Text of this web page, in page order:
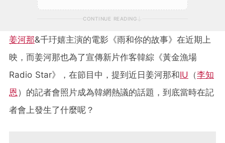
CONTINUE READING
姜河那&千玗嬉主演的電影《雨和你的故事》在近期上
映，而姜河那也為了宣傳新片作客韓綜《黃金漁場
Radio Star》，在節目中，提到近日姜河那和IU （李知
恩 ）的記者會照片成為韓網熱議的話題，到底當時在記
者會上發生了什麼呢？